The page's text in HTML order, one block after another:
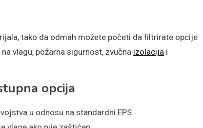
tako da odmah možete početi da filtrirate opcije
vlagu, požarna sigurnost, zvučna izolacija i
opcija
u odnosu na standardni EPS.